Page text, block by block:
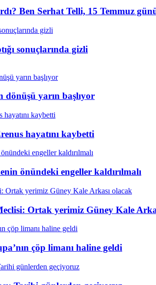
Ben Serhat Telli, 15 Temmuz
sonuçlarında gizli
dönüşü yarın başlıyor
hayatını kaybetti
önündeki engeller kaldırılmalı
Ortak yerimiz Güney Kale
çöp limanı haline geldi